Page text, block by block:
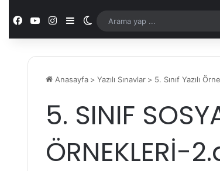
FacebookYouTubeInstagramKenar Bölmesi
Dış görünümü değiştir
Anasayfa > Yazılı Sınavlar > 5. Sınıf Yazılı
5. SINIF
ÖRNEKLERİ-